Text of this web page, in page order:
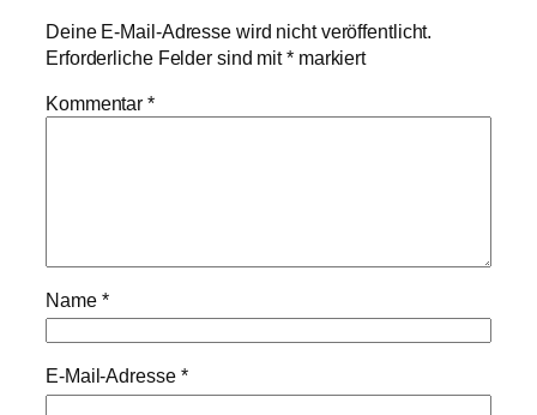
Deine E-Mail-Adresse wird nicht veröffentlicht.
Erforderliche Felder sind mit*markiert
Kommentar*
Name *
E-Mail-Adresse *